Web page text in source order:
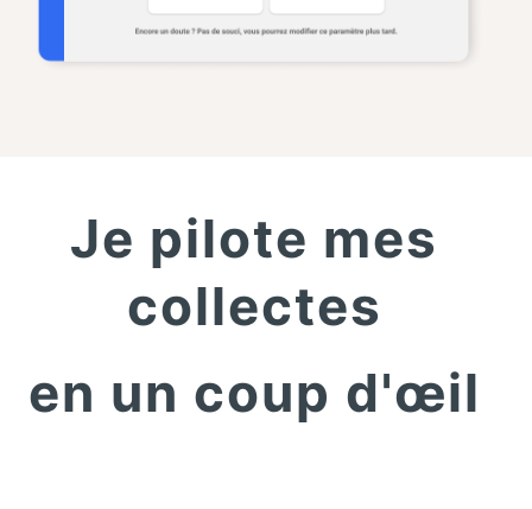
Je pilote mes
collectes
en un coup d'œil